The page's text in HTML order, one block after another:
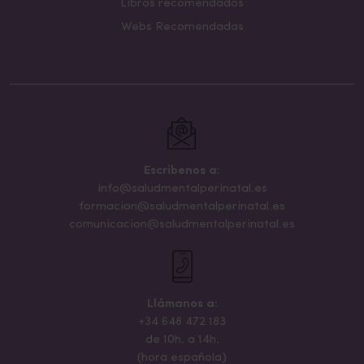
Libros recomendados
Webs Recomendadas
Escribenos a:
info@saludmentalperinatal.es
formacion@saludmentalperinatal.es
comunicacion@saludmentalperinatal.es
Llámanos a:
+34 648 472 183
de 10h. a 14h.
(hora española)